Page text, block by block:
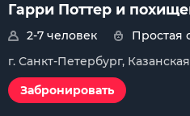
Гарри Поттер и
2-7 человек
Простая
г. Санкт-Петербург,
Забронировать